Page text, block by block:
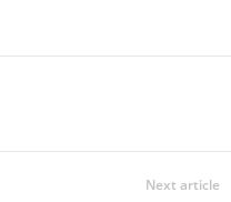
Next article